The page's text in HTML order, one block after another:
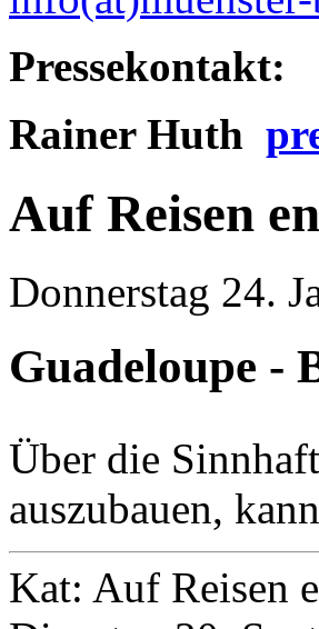
Pressekontakt:
Rainer Huth
Auf Reisen
Donnerstag 24.
Guadeloupe -
Über die
auszubauen,
Kat: Auf Reisen